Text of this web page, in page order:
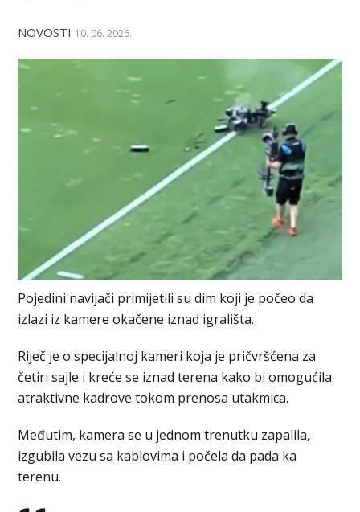
NOVOSTI 10. 06. 2026.
Pojedini navijači primijetili su dim koji je počeo da
izlazi iz kamere okačene iznad igrališta.
Riječ je o specijalnoj kameri koja je pričvršćena za
četiri sajle i kreće se iznad terena kako bi omogućila
atraktivne kadrove tokom prenosa utakmica.
Međutim, kamera se u jednom trenutku zapalila,
izgubila vezu sa kablovima i počela da pada ka
terenu.